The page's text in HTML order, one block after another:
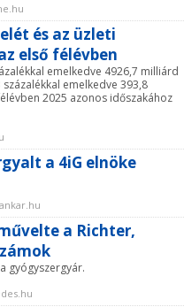
és az üzleti
első félévben
emelkedve 4926,7 milliárd
emelkedve 393,8
2025 azonos időszakához
a 4iG elnöke
a Richter,
gyógyszergyár.